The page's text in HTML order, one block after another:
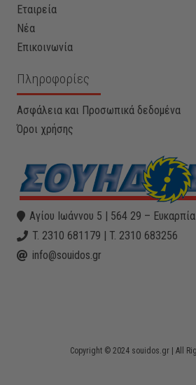
Εταιρεία
Νέα
Επικοινωνία
Πληροφορίες
Ασφάλεια και Προσωπικά δεδομένα
Όροι χρήσης
Αγίου Ιωάννου 5 | 564 29 –
T. 2310 681179 | T. 2310 683256
info@souidos.gr
Copyright © 2024 souidos.gr | All